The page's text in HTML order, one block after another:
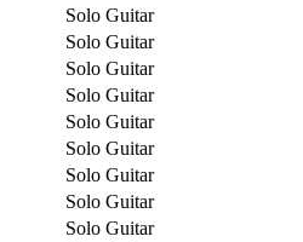
Solo Guitar
Solo Guitar
Solo Guitar
Solo Guitar
Solo Guitar
Solo Guitar
Solo Guitar
Solo Guitar
Solo Guitar